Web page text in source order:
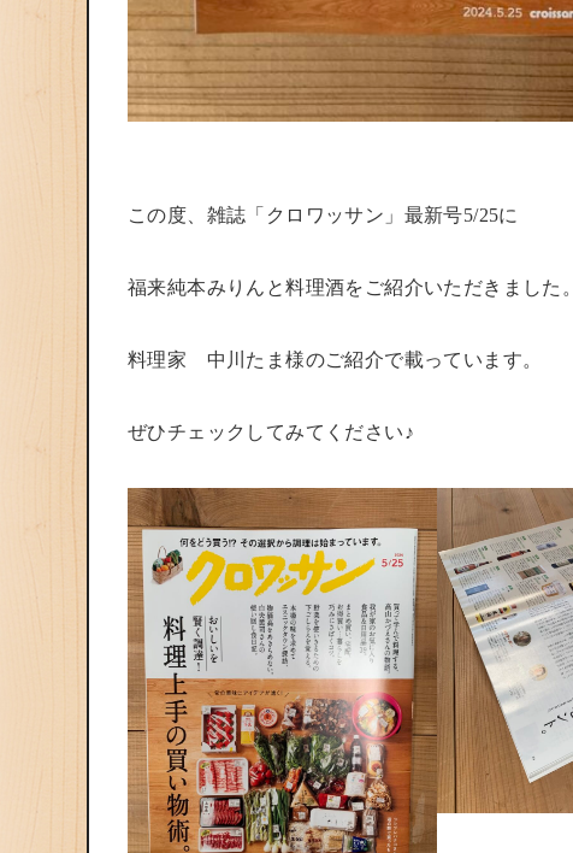
この度、雑誌「クロワッサン」最新号5/25に
福来純本みりん と料理酒をご紹介いただきました。
料理家 中川たま様のご紹介で載っています。
ぜひチェックしてみてください♪